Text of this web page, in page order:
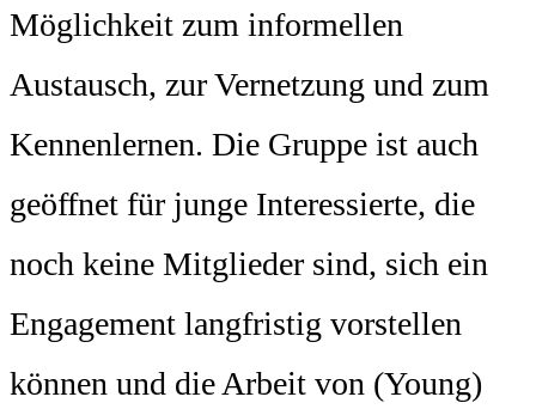
Möglichkeit zum informellen
Austausch, zur Vernetzung und zum
Kennenlernen. Die Gruppe ist auch
geöffnet für junge Interessierte, die
noch keine Mitglieder sind, sich ein
Engagement langfristig vorstellen
können und die Arbeit von (Young)